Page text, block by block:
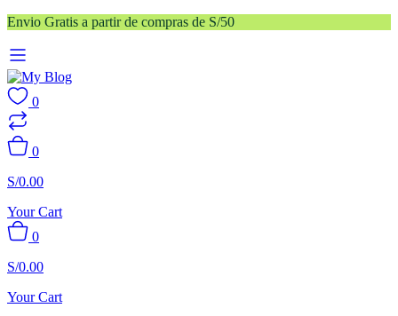
Envio Gratis a partir de compras de S/50
0
0
S/0.00
Your Cart
0
S/0.00
Your Cart